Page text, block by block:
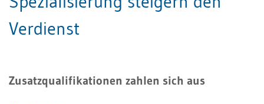
Verdienst
Zusatzqualifikationen zahlen sich aus